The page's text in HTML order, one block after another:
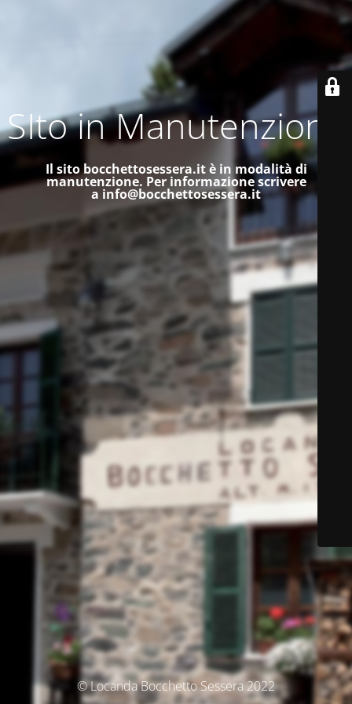
SIto in Manutenzione
Il sito bocchettosessera.it è in modalità di
manutenzione. Per informazione scrivere
a info@bocchettosessera.it
© Locanda Bocchetto Sessera 2022